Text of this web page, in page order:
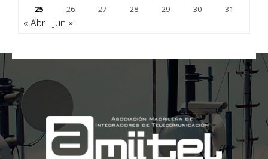
25
26 27 28 29 30 31
« Abr Jun »
;